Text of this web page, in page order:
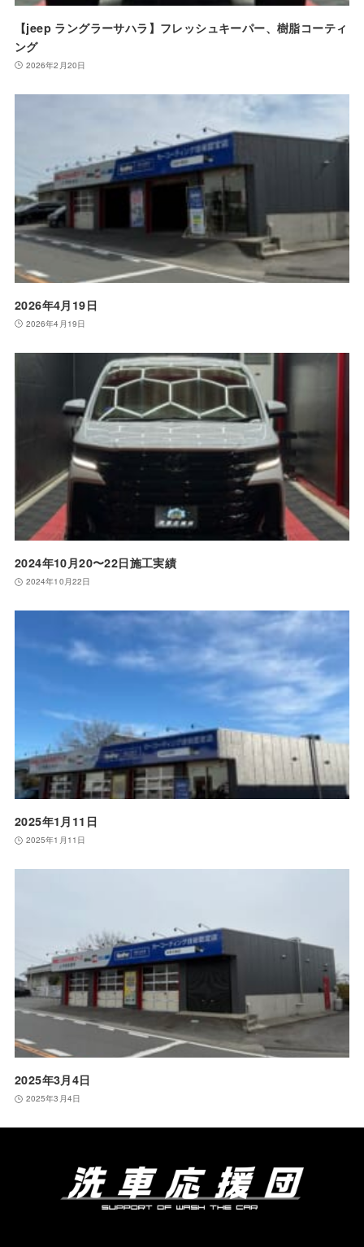
【jeep ラングラーサハラ】フレッシュキーパー、樹脂コーティ
ング
2026年2月20日
2026年4月19日
2026年4月19日
2024年10月20〜22日施工実績
2024年10月22日
2025年1月11日
2025年1月11日
2025年3月4日
2025年3月4日